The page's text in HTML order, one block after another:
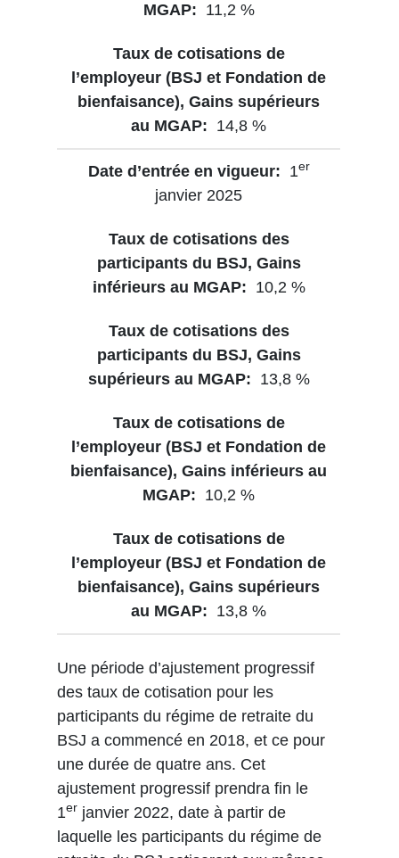
11,2 %
14,8 %
1er
janvier 2025
10,2 %
13,8 %
10,2 %
13,8 %
Une période d’ajustement progressif
des taux de cotisation pour les
participants du régime de retraite du
BSJ a commencé en 2018, et ce pour
une durée de quatre ans. Cet
ajustement progressif prendra fin le
1er janvier 2022, date à partir de
laquelle les participants du régime de